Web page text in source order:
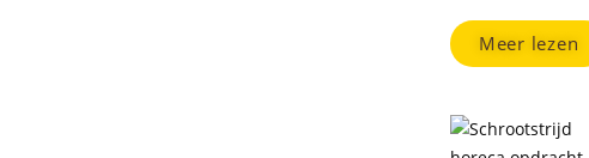
Meer lezen